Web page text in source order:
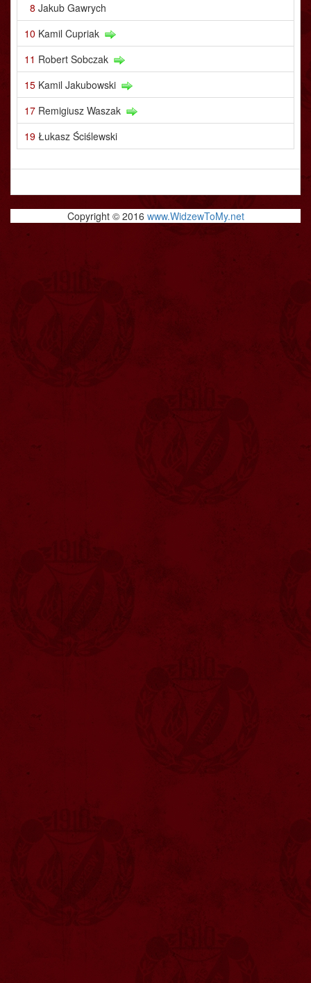
8 Jakub Gawrych
10 Kamil Cupriak
11 Robert Sobczak
15 Kamil Jakubowski
17 Remigiusz Waszak
19 Łukasz Ściślewski
Copyright © 2016 www.WidzewToMy.net